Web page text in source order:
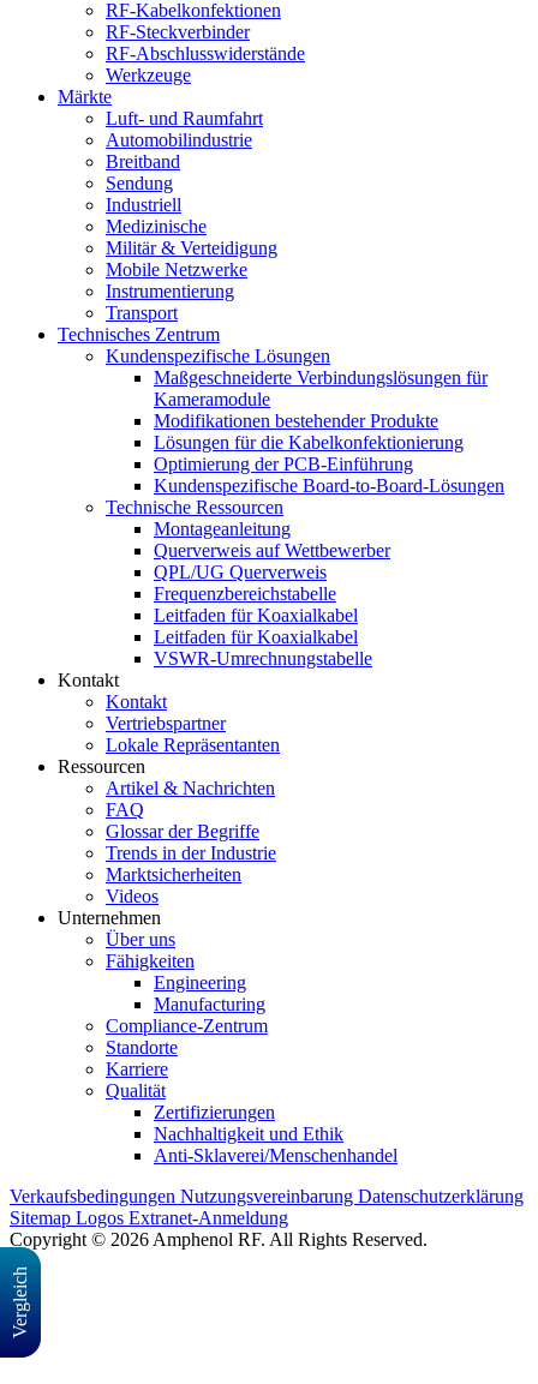
Vergleich
RF-Kabelkonfektionen
RF-Steckverbinder
RF-Abschlusswiderstände
Werkzeuge
Märkte
Luft- und Raumfahrt
Automobilindustrie
Breitband
Sendung
Industriell
Medizinische
Militär & Verteidigung
Mobile Netzwerke
Instrumentierung
Transport
Technisches Zentrum
Kundenspezifische Lösungen
Maßgeschneiderte Verbindungslösungen für
Kameramodule
Modifikationen bestehender Produkte
Lösungen für die Kabelkonfektionierung
Optimierung der PCB-Einführung
Kundenspezifische Board-to-Board-Lösungen
Technische Ressourcen
Montageanleitung
Querverweis auf Wettbewerber
QPL/UG Querverweis
Frequenzbereichstabelle
Leitfaden für Koaxialkabel
Leitfaden für Koaxialkabel
VSWR-Umrechnungstabelle
Kontakt
Kontakt
Vertriebspartner
Lokale Repräsentanten
Ressourcen
Artikel & Nachrichten
FAQ
Glossar der Begriffe
Trends in der Industrie
Marktsicherheiten
Videos
Unternehmen
Über uns
Fähigkeiten
Engineering
Manufacturing
Compliance-Zentrum
Standorte
Karriere
Qualität
Zertifizierungen
Nachhaltigkeit und Ethik
Anti-Sklaverei/Menschenhandel
Verkaufsbedingungen Nutzungsvereinbarung Datenschutzerklärung
Sitemap Logos Extranet-Anmeldung
Copyright © 2026 Amphenol RF. All Rights Reserved.